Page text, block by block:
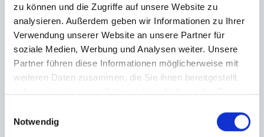
zu können und die Zugriffe auf unsere Website zu
analysieren. Außerdem geben wir Informationen zu Ihrer
Verwendung unserer Website an unsere Partner für
soziale Medien, Werbung und Analysen weiter. Unsere
Partner führen diese Informationen möglicherweise mit
weiteren Daten zusammen, die Sie ihnen bereitgestellt
Notwendig